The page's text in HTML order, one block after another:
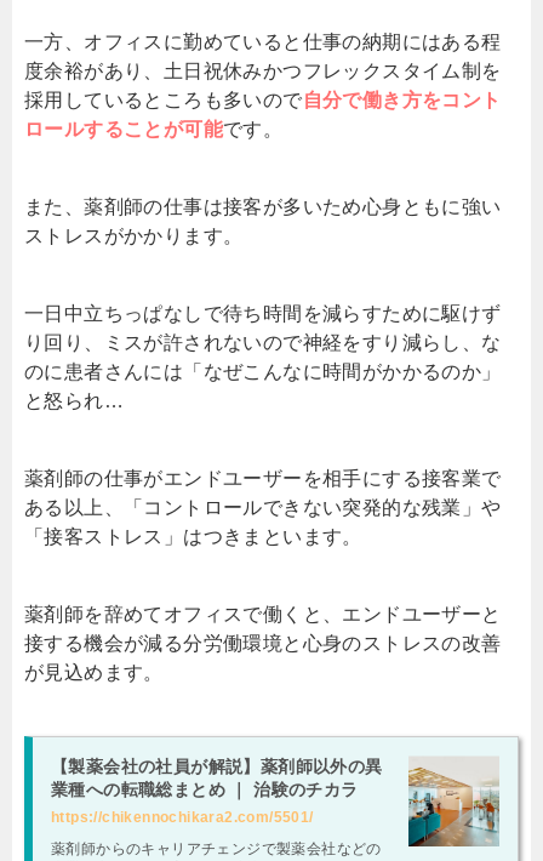
一方、オフィスに勤めていると仕事の納期にはある程
度余裕があり、土日祝休みかつフレックスタイム制を
採用しているところも多いので自分で働き方をコント
ロールすることが可能です。
また、薬剤師の仕事は接客が多いため心身ともに強い
ストレスがかかります。
一日中立ちっぱなしで待ち時間を減らすために駆けず
り回り、ミスが許されないので神経をすり減らし、な
のに患者さんには「なぜこんなに時間がかかるのか」
と怒られ…
薬剤師の仕事がエンドユーザーを相手にする接客業で
ある以上、「コントロールできない突発的な残業」や
「接客ストレス」はつきまといます。
薬剤師を辞めてオフィスで働くと、エンドユーザーと
接する機会が減る分労働環境と心身のストレスの改善
が見込めます。
【製薬会社の社員が解説】薬剤師以外の異
業種への転職総まとめ ｜ 治験のチカラ
https://chikennochikara2.com/5501/
薬剤師からのキャリアチェンジで製薬会社などの